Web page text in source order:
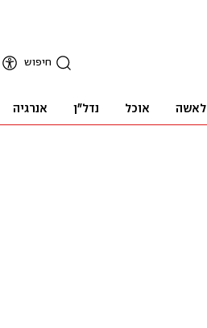
חיפוש
לאשה אוכל נדל"ן אנרגיה